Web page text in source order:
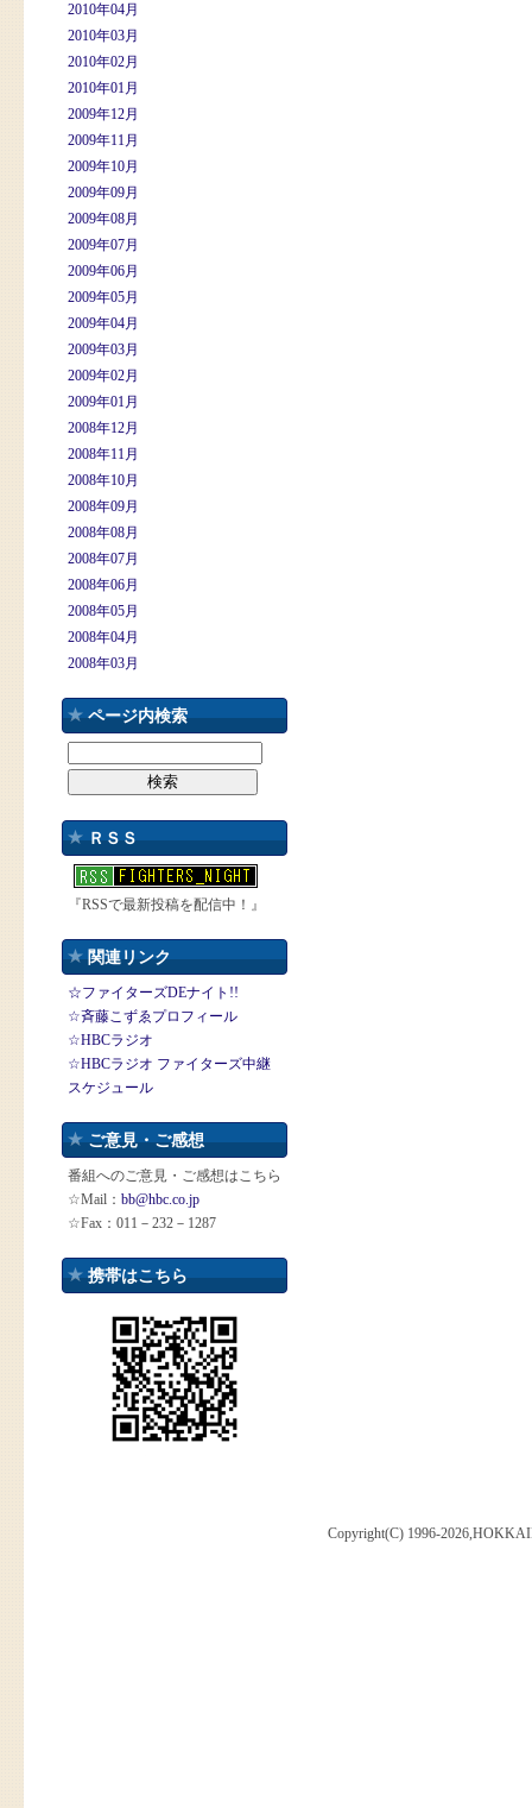
2010年04月
2010年03月
2010年02月
2010年01月
2009年12月
2009年11月
2009年10月
2009年09月
2009年08月
2009年07月
2009年06月
2009年05月
2009年04月
2009年03月
2009年02月
2009年01月
2008年12月
2008年11月
2008年10月
2008年09月
2008年08月
2008年07月
2008年06月
2008年05月
2008年04月
2008年03月
ページ内検索
ＲＳＳ
『RSSで最新投稿を配信中！』
関連リンク
☆ファイターズDEナイト!!
☆斉藤こずゑプロフィール
☆HBCラジオ
☆HBCラジオ ファイターズ中継
スケジュール
ご意見・ご感想
番組へのご意見・ご感想はこちら
☆Mail： bb@hbc.co.jp
☆Fax：011－232－1287
携帯はこちら
Copyright(C) 1996-